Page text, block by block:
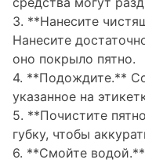
3. **Нанесите
Нанесите
оно покрыло пятно.
4. **Подождите.**
указанное на
5. **Почистите
губку, чтобы
6. **Смойте